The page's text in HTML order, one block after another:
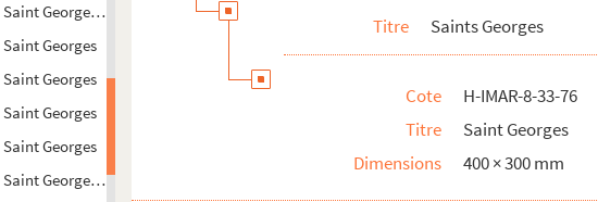
Georges, martyr
Georges
Georges
Georges
Georges
Georges (San Giorgio degli Schiavoni)
Titre Saints Georges
Cote
H-IMAR-8-33-76
Titre
Saint Georges
Dimensions
400 × 300 mm